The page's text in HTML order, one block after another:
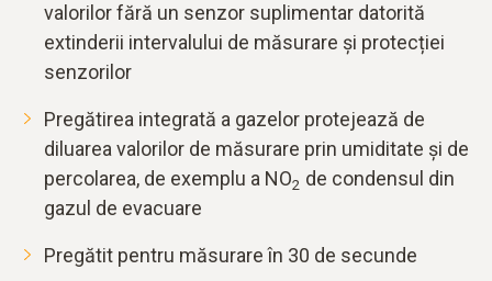
valorilor fără un senzor suplimentar datorită
extinderii intervalului de măsurare și protecției
senzorilor
Pregătirea integrată a gazelor protejează de
diluarea valorilor de măsurare prin umiditate și de
percolarea, de exemplu a NO2 de condensul din
gazul de evacuare
Pregătit pentru măsurare în 30 de secunde